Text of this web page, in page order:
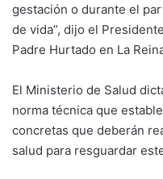
gestación o durante el
de vida”, dijo el
Padre Hurtado en La
El Ministerio de Salud
norma técnica que
concretas que deberán
salud para resguardar